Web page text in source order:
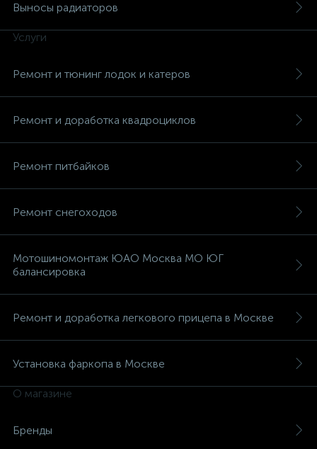
Выносы радиаторов
Услуги
Ремонт и тюнинг лодок и катеров
Ремонт и доработка квадроциклов
Ремонт питбайков
Ремонт снегоходов
Мотошиномонтаж ЮАО Москва МО ЮГ
балансировка
Ремонт и доработка легкового прицепа в Москве
Установка фаркопа в Москве
О магазине
Бренды